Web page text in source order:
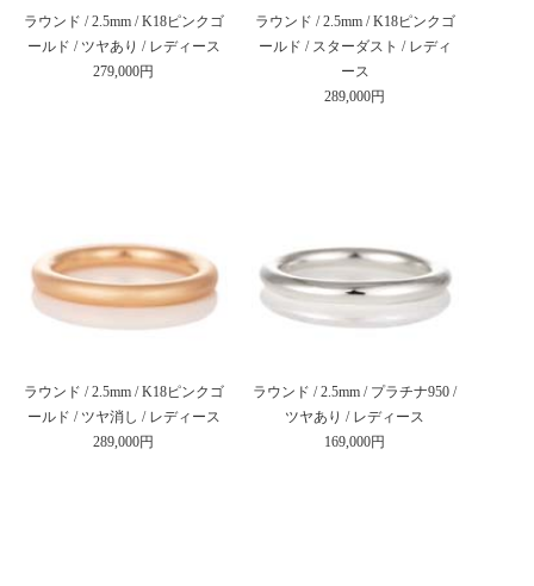
ラウンド / 2.5mm / K18ピンクゴ
ールド / ツヤあり / レディース
279,000円
ラウンド / 2.5mm / K18ピンクゴ
ールド / スターダスト / レディ
ース
289,000円
ラウンド / 2.5mm / K18ピンクゴ
ールド / ツヤ消し / レディース
289,000円
ラウンド / 2.5mm / プラチナ950 /
ツヤあり / レディース
169,000円